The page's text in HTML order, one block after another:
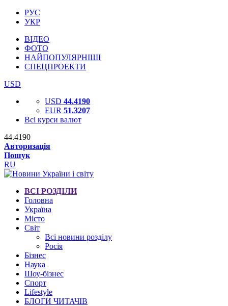
РУС
УКР
ВІДЕО
ФОТО
НАЙПОПУЛЯРНІШІ
СПЕЦПРОЕКТИ
USD
USD 44.4190
EUR 51.3207
Всі курси валют
44.4190
Авторизація
Пошук
RU
ВСІ РОЗДІЛИ
Головна
Україна
Місто
Світ
Всі новини розділу
Росія
Бізнес
Наука
Шоу-бізнес
Спорт
Lifestyle
БЛОГИ ЧИТАЧІВ